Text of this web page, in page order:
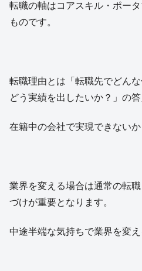
転職の軸はコアスキル・ポー
ものです。
転職理由とは「転職先でどん
どう実績を出したいか？」の
在籍中の会社で実現できない
業界を変える場合は通常の転
づけが重要となります。
中途半端な気持ちで業界を変え